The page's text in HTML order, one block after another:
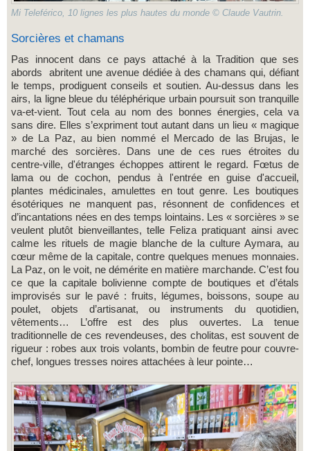
Mi Teleférico, 10 lignes les plus hautes du monde © Claude Vautrin.
Sorcières et chamans
Pas innocent dans ce pays attaché à la Tradition que ses
abords abritent une avenue dédiée à des chamans qui, défiant
le temps, prodiguent conseils et soutien. Au-dessus dans les
airs, la ligne bleue du téléphérique urbain poursuit son tranquille
va-et-vient. Tout cela au nom des bonnes énergies, cela va
sans dire. Elles s’expriment tout autant dans un lieu « magique
» de La Paz, au bien nommé el Mercado de las Brujas, le
marché des sorcières. Dans une de ces rues étroites du
centre-ville, d'étranges échoppes attirent le regard. Fœtus de
lama ou de cochon, pendus à l'entrée en guise d'accueil,
plantes médicinales, amulettes en tout genre. Les boutiques
ésotériques ne manquent pas, résonnent de confidences et
d’incantations nées en des temps lointains. Les « sorcières » se
veulent plutôt bienveillantes, telle Feliza pratiquant ainsi avec
calme les rituels de magie blanche de la culture Aymara, au
cœur même de la capitale, contre quelques menues monnaies.
La Paz, on le voit, ne démérite en matière marchande. C’est fou
ce que la capitale bolivienne compte de boutiques et d’étals
improvisés sur le pavé : fruits, légumes, boissons, soupe au
poulet, objets d’artisanat, ou instruments du quotidien,
vêtements… L’offre est des plus ouvertes. La tenue
traditionnelle de ces revendeuses, des cholitas, est souvent de
rigueur : robes aux trois volants, bombin de feutre pour couvre-
chef, longues tresses noires attachées à leur pointe…